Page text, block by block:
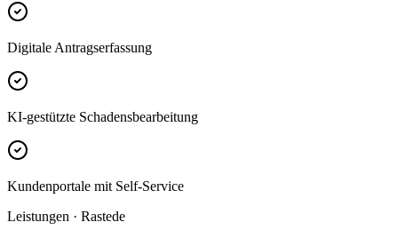
Digitale Antragserfassung
KI-gestützte Schadensbearbeitung
Kundenportale mit Self-Service
Leistungen · Rastede